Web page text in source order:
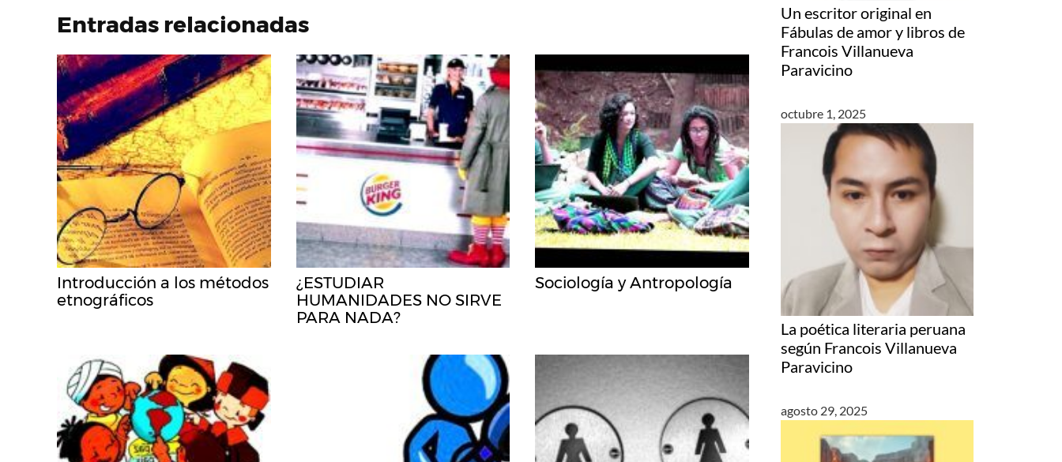
Entradas relacionadas
Introducción a los métodos
etnográficos
¿ESTUDIAR
HUMANIDADES NO SIRVE
PARA NADA?
Sociología y Antropología
Un escritor original en
Fábulas de amor y libros de
Francois Villanueva
Paravicino
octubre 1, 2025
La poética literaria peruana
según Francois Villanueva
Paravicino
agosto 29, 2025